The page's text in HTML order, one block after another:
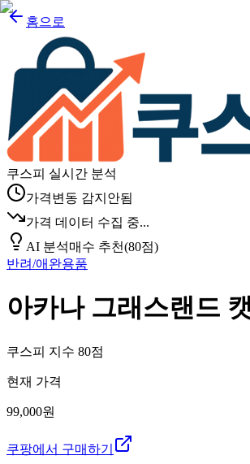
홈으로
쿠스피 실시간 분석
가격변동 감지안됨
가격 데이터 수집 중...
AI 분석매수 추천(80점)
반려/애완용품
아카나 그래스랜드
쿠스피 지수 80점
현재 가격
99,000원
쿠팡에서 구매하기